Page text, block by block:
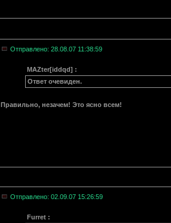
Отправлено: 28.08.07 11:38:59
MAZter[iddqd] :
Ответ очевиден.
Правильно, незачем! Это ясно всем!
Отправлено: 02.09.07 15:26:59
Furret :